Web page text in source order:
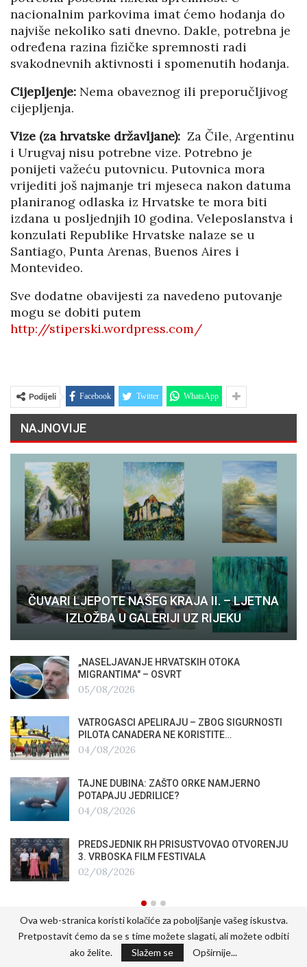
nacionalnim parkovima imat ćemo hodanja do
najviše nekoliko sati dnevno. Dakle, potrebna je
određena razina fizičke spremnosti radi
svakodnevnih aktivnosti i spomenutih hodanja.
Cijepljenje: Nema obaveznog ili preporučljivog
cijepljenja.
Vize (za hrvatske državljane): Za Čile, Argentinu
i Urugvaj nisu potrebne vize. Potrebno je
ponijeti važeću putovnicu. Putovnica mora
vrijediti još najmanje tri mjeseca nakon datuma
planiranog odlaska iz Hrvatske te mora biti
izdana u posljednjih 10 godina. Veleposlanstva i
konzulati Republike Hrvatske nalaze se u
Santiago, Punta Arenas, Buenos Aires i
Montevideo.
Sve dodatne obavijesti za navedeno putovanje
mogu se dobiti putem
http://stiperski.wordpress.com/
Podijeli Facebook Twitter WhatsApp
NAJNOVIJE
ČUVARI LJEPOTE NAŠEG KRAJA II. – LJETNA
IZLOŽBA U GALERIJI UZ RIJEKU
„NASELJAVANJE HRVATSKIH OTOKA
MIGRANTIMA″ – OSVRT
05/08/2026
VATROGASCI APELIRAJU – ZBOG SIGURNOSTI
PILOTA CANADERA NE KORISTITE…
04/08/2026
TAJNE DUBINA: ZAŠTO ORKE NAMJERNO
POTAPAJU JEDRILICE?
04/08/2026
PREDSJEDNIK RH PRISUSTVOVAO OTVORENJU
3. VRBOSKA FILM FESTIVALA
02/08/2026
Ova web-stranica koristi kolačiće za poboljšanje vašeg iskustva.
Pretpostavit ćemo da se s time možete slagati, ali možete odbiti
ako želite.
Slažem se Opširnije...